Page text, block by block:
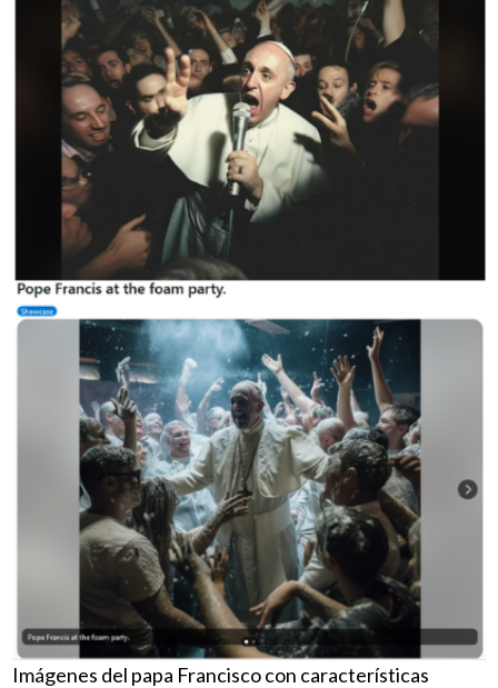
Imágenes del papa Francisco con características